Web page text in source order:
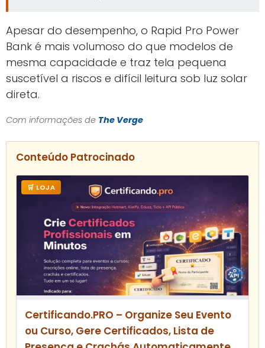
Apesar do desempenho, o Rapid Pro Power
Bank é mais volumoso do que modelos de
mesma capacidade e traz tela pequena
suscetível a riscos e difícil leitura sob luz solar
direta.
Com informações de The Verge
Conteúdo Patrocinado
🛒 LOJA
Certificando.PRO – Organize Seu Evento
ou Curso, Gere Certificados, Lista de